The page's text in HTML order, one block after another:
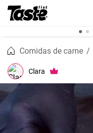
Comidas de carne
Clara